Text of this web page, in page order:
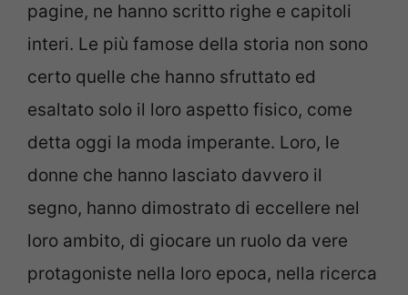
pagine, ne hanno scritto righe e capitoli
interi. Le più famose della storia non sono
certo quelle che hanno sfruttato ed
esaltato solo il loro aspetto fisico, come
detta oggi la moda imperante. Loro, le
donne che hanno lasciato davvero il
segno, hanno dimostrato di eccellere nel
loro ambito, di giocare un ruolo da vere
protagoniste nella loro epoca, nella ricerca